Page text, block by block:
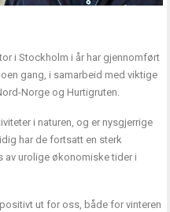
i Stockholm i år har gjennomført
gang, i samarbeid med viktige
Norge og Hurtigruten.
i naturen, og er nysgjerrige
har de fortsatt en sterk
av urolige økonomiske tider i
ut for oss, både for vinteren